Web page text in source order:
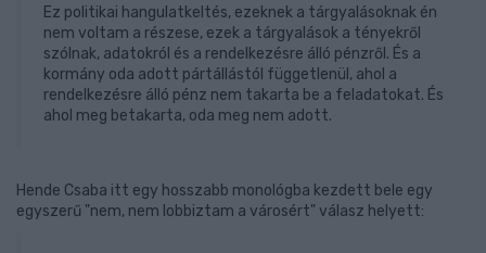
Ez politikai hangulatkeltés, ezeknek a tárgyalásoknak én
nem voltam a részese, ezek a tárgyalások a tényekről
szólnak, adatokról és a rendelkezésre álló pénzről. És a
kormány oda adott pártállástól függetlenül, ahol a
rendelkezésre álló pénz nem takarta be a feladatokat. És
ahol meg betakarta, oda meg nem adott.
Hende Csaba itt egy hosszabb monológba kezdett bele egy
egyszerű "nem, nem lobbiztam a városért" válasz helyett: